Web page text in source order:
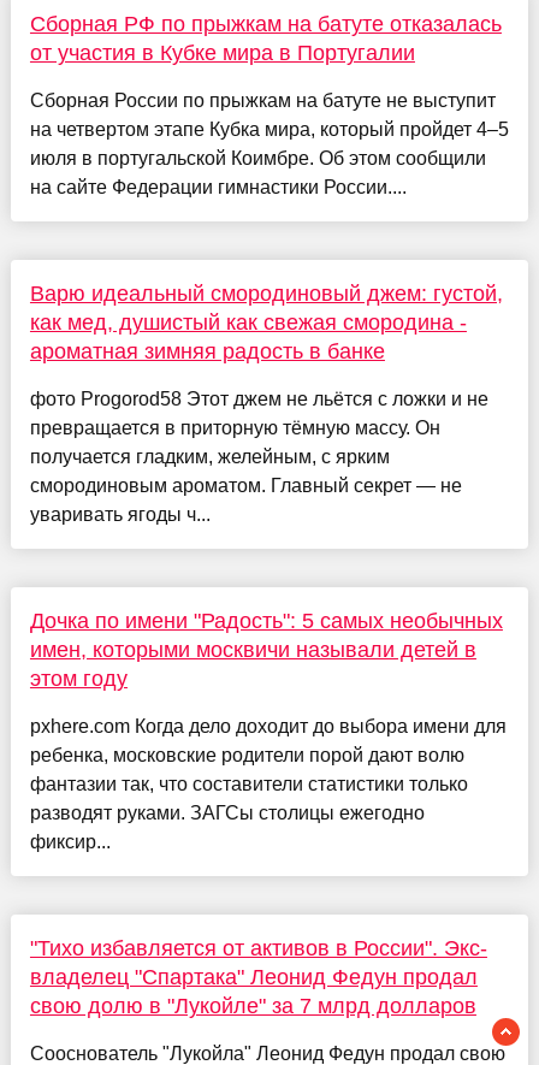
​Сборная РФ по прыжкам на батуте отказалась
от участия в Кубке мира в Португалии
Сборная России по прыжкам на батуте не выступит
на четвертом этапе Кубка мира, который пройдет 4–5
июля в португальской Коимбре. Об этом сообщили
на сайте Федерации гимнастики России....
Варю идеальный смородиновый джем: густой,
как мед, душистый как свежая смородина -
ароматная зимняя радость в банке
фото Progorod58 Этот джем не льётся с ложки и не
превращается в приторную тёмную массу. Он
получается гладким, желейным, с ярким
смородиновым ароматом. Главный секрет — не
уваривать ягоды ч...
Дочка по имени "Радость": 5 самых необычных
имен, которыми москвичи называли детей в
этом году
pxhere.com Когда дело доходит до выбора имени для
ребенка, московские родители порой дают волю
фантазии так, что составители статистики только
разводят руками. ЗАГСы столицы ежегодно
фиксир...
"Тихо избавляется от активов в России". Экс-
владелец "Спартака" Леонид Федун продал
свою долю в "Лукойле" за 7 млрд долларов
Сооснователь "Лукойла" Леонид Федун продал свою